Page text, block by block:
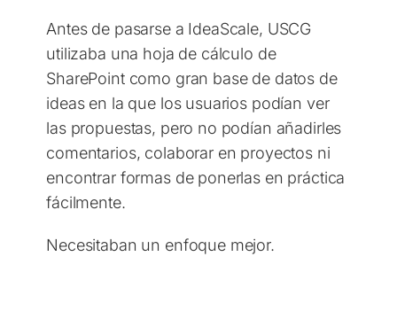
Antes de pasarse a IdeaScale, USCG
utilizaba una hoja de cálculo de
SharePoint como gran base de datos de
ideas en la que los usuarios podían ver
las propuestas, pero no podían añadirles
comentarios, colaborar en proyectos ni
encontrar formas de ponerlas en práctica
fácilmente.
Necesitaban un enfoque mejor.